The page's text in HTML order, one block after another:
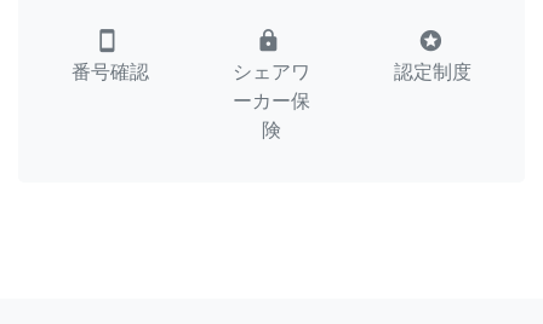
smartphone
番号確認
lock
シェアワ
ーカー保
険
stars
認定制度